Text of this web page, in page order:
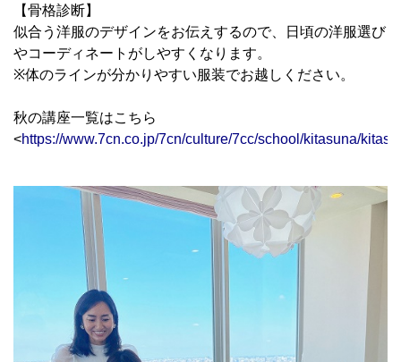
【骨格診断】
似合う洋服のデザインをお伝えするので、日頃の洋服選び
やコーディネートがしやすくなります。
※体のラインが分かりやすい服装でお越しください。
秋の講座一覧はこちら
<https://www.7cn.co.jp/7cn/culture/7cc/school/kitasuna/